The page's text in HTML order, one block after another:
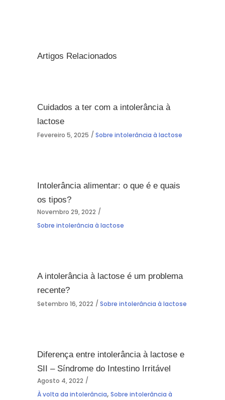
Artigos Relacionados
Cuidados a ter com a intolerância à
lactose
Fevereiro 5, 2025 Sobre intolerância à lactose
Intolerância alimentar: o que é e quais
os tipos?
Novembro 29, 2022
Sobre intolerância à lactose
A intolerância à lactose é um problema
recente?
Setembro 16, 2022 Sobre intolerância à lactose
Diferença entre intolerância à lactose e
SII – Síndrome do Intestino Irritável
Agosto 4, 2022
À volta da intolerância, Sobre intolerância à